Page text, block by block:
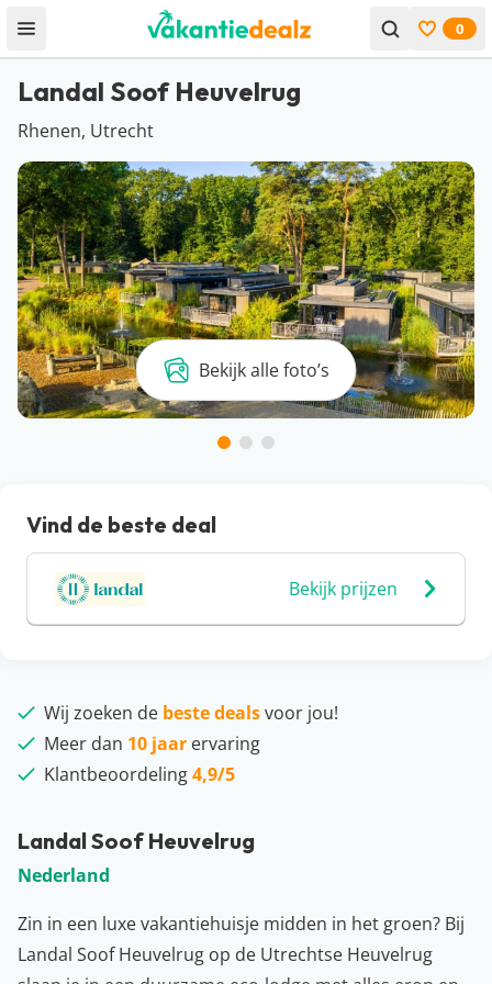
Open menu Bekijk
0
Landal Soof Heuvelrug
Rhenen, Utrecht
Bekijk alle foto’s
Landal Soof Heuvelrug
Nederland
Zin in een luxe vakantiehuisje midden in het groen? Bij
Landal Soof Heuvelrug op de Utrechtse Heuvelrug
Vind de beste deal
Bekijk prijzen
Wij zoeken de beste dealsvoor jou!
Meer dan 10 jaar ervaring
Klantbeoordeling4,9/5